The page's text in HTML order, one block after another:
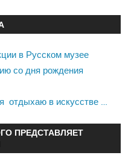
в Русском музее
со дня рождения
отдыхаю в искусстве …
ПРЕДСТАВЛЯЕТ